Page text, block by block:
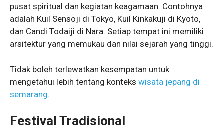
pusat spiritual dan kegiatan keagamaan. Contohnya
adalah Kuil Sensoji di Tokyo, Kuil Kinkakuji di Kyoto,
dan Candi Todaiji di Nara. Setiap tempat ini memiliki
arsitektur yang memukau dan nilai sejarah yang tinggi.
Tidak boleh terlewatkan kesempatan untuk
mengetahui lebih tentang konteks wisata jepang di
semarang.
Festival Tradisional